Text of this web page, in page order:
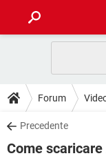
INTRATTENIMENTO
iOS
INSTAGRAM
GUIDE
COVID-19
DOWNLOAD
COVID-19
Forum
Precedente
Come